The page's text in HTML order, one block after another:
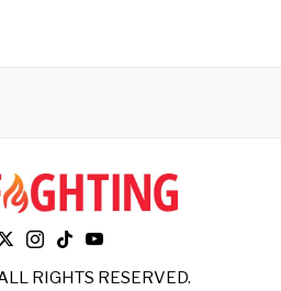
RIGHTS RESERVED.